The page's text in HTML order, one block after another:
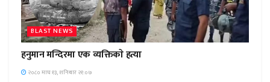
BLAST NEWS
हनुमान मन्दिरमा एक व्यक्तिकाे हत्या
२०८० माघ १३, शनिबार २१:०७